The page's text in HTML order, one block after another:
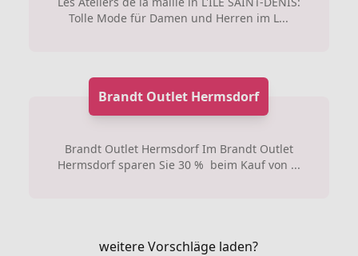
Tolle Mode für Damen und Herren im L...
Brandt Outlet Hermsdorf
Brandt Outlet Hermsdorf Im Brandt Outlet
Hermsdorf sparen Sie 30 % beim Kauf von ...
weitere Vorschläge laden?